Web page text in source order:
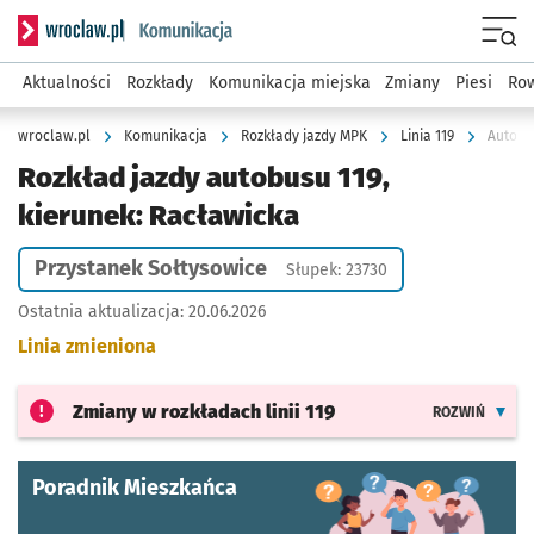
Serwis informacyjny wroclaw.pl podserwis: Komunikacja
Aktualności Rozkłady Komunikacja miejska Zmiany Piesi
wroclaw.pl Komunikacja Rozkłady jazdy MPK Linia 119
Rozkład jazdy autobusu 119,
kierunek: Racławicka
Przystanek Sołtysowice Słupek: 23730
Ostatnia aktualizacja: 20.06.2026
Linia zmieniona
Zmiany w rozkładach linii 119 ROZWIŃ
Poradnik Mieszkańca